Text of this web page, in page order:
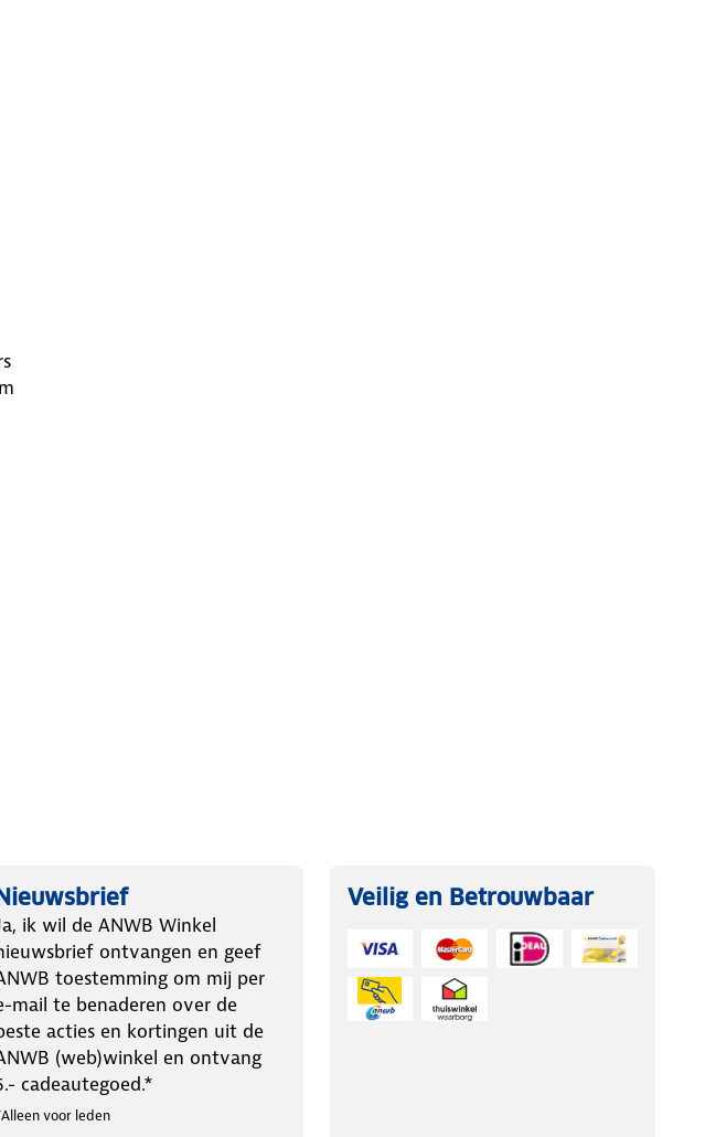
ik wil de ANWB Winkel
ontvangen en geef
toestemming om mij per
mail te benaderen over de
acties en kortingen uit de
(web)winkel en ontvang
cadeautegoed.*
voor leden
Veilig en Betrouwbaar